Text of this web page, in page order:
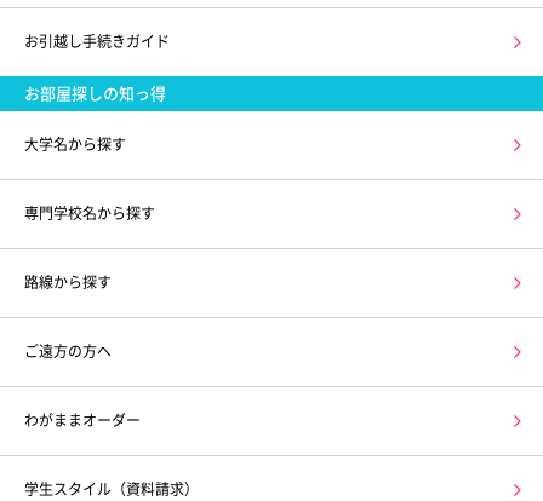
お引越し手続きガイド
お部屋探しの知っ得
大学名から探す
専門学校名から探す
路線から探す
ご遠方の方へ
わがままオーダー
学生スタイル（資料請求）